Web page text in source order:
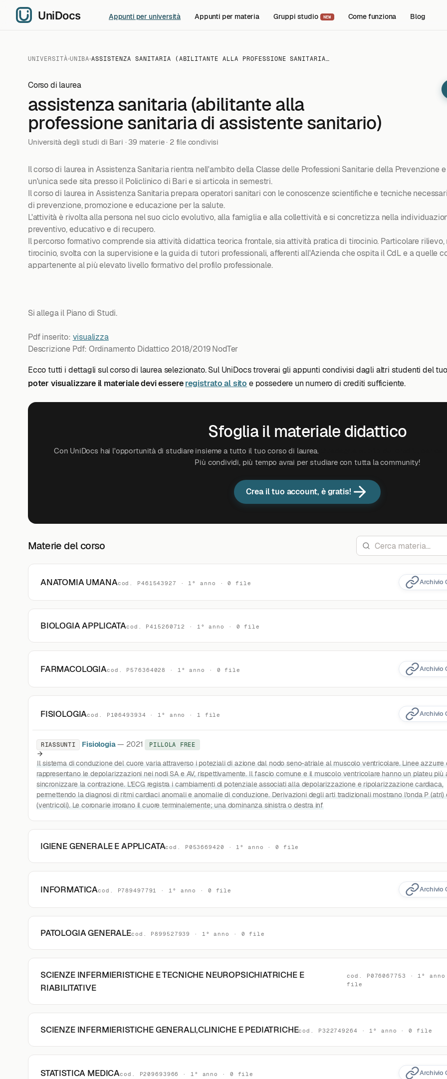
Appunti per università Appunti per materia Gruppi studio NEW Come funziona Blog
UNIVERSITÀ UNIBA ASSISTENZA SANITARIA (ABILITANTE ALLA PROFESSIONE SANITARIA…
Corso di laurea
assistenza sanitaria (abilitante alla
professione sanitaria di assistente sanitario)
Università degli studi di Bari · 39 materie · 2 file condivisi
Il corso di laurea in Assistenza Sanitaria rientra nell'ambito della Classe delle Professioni Sanitarie della Prevenzione
un'unica sede sita presso il Policlinico di Bari e si articola in semestri.
Il corso di laurea in Assistenza Sanitaria prepara operatori sanitari con le conoscenze scientifiche e tecniche
di prevenzione, promozione e educazione per la salute.
L'attività è rivolta alla persona nel suo ciclo evolutivo, alla famiglia e alla collettività e si concretizza nella
preventivo, educativo e di recupero.
Il percorso formativo comprende sia attività didattica teorica frontale, sia attività pratica di tirocinio. Particolare
tirocinio, svolta con la supervisione e la guida di tutori professionali, afferenti all'Azienda che ospita il CdL e a quelle
appartenente al più elevato livello formativo del profilo professionale.
Si allega il Piano di Studi.
Pdf inserito: visualizza
Descrizione Pdf: Ordinamento Didattico 2018/2019 NodTer
Ecco tutti i dettagli sul corso di laurea selezionato. Sul UniDocs troverai gli appunti condivisi dagli altri studenti del
poter visualizzare il materiale devi essereregistrato al sito e possedere un numero di crediti sufficiente.
Sfoglia il materiale didattico
Con UniDocs hai l'opportunità di studiare insieme a tutto il tuo corso di laurea.
Più condividi, più tempo avrai per studiare con tutta la community!
Crea il tuo account, è gratis!
Materie del corso
ANATOMIA UMANAcod. P461543927 · 1° anno · 0 file Archivio
BIOLOGIA APPLICATAcod. P415260712 · 1° anno · 0 file
FARMACOLOGIAcod. P576364028 · 1° anno · 0 file Archivio
FISIOLOGIAcod. P106493934 · 1° anno · 1 file Archivio
RIASSUNTI Fisiologia— 2021 PILLOLA FREE
Il sistema di conduzione del cuore varia attraverso i poteziali di azione dal nodo seno-atriale al muscolo ventricolare. Linee azzurre
rappresentano le depolarizzazioni nei nodi SA e AV, rispettivamente. Il fascio comune e il muscolo ventricolare hanno un plateu più
sincronizzare la contrazione. L'ECG registra i cambiamenti di potenziale associati alla depolarizzazione e ripolarizzazione cardiaca,
permettendo la diagnosi di ritmi cardiaci anomali e anomalie di conduzione. Derivazioni degli arti tradizionali mostrano l'onda P (atri)
(ventricoli). Le coronarie irrorano il cuore terminalemente; una dominanza sinistra o destra inf
IGIENE GENERALE E APPLICATAcod. P053669420 · 1° anno · 0 file
INFORMATICAcod. P789497791 · 1° anno · 0 file Archivio
PATOLOGIA GENERALEcod. P899527939 · 1° anno · 0 file
SCIENZE INFERMIERISTICHE E TECNICHE NEUROPSICHIATRICHE E
RIABILITATIVE
cod. P076067753 · 1°
file
SCIENZE INFERMIERISTICHE GENERALI,CLINICHE E PEDIATRICHEcod. P322749264 · 1° anno · 0 file
STATISTICA MEDICAcod. P209693966 · 1° anno · 0 file Archivio